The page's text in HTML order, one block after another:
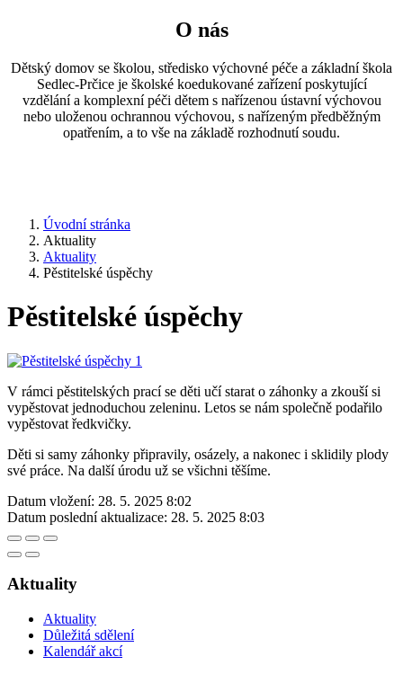
O nás
Dětský domov se školou, středisko výchovné péče a základní škola
Sedlec-Prčice je školské koedukované zařízení poskytující
vzdělání a komplexní péči dětem s nařízenou ústavní výchovou
nebo uloženou ochrannou výchovou, s nařízeným předběžným
opatřením, a to vše na základě rozhodnutí soudu.
Úvodní stránka
Aktuality
Aktuality
Pěstitelské úspěchy
Pěstitelské úspěchy
V rámci pěstitelských prací se děti učí starat o záhonky a zkouší si
vypěstovat jednoduchou zeleninu. Letos se nám společně podařilo
vypěstovat ředkvičky.
Děti si samy záhonky připravily, osázely, a nakonec i sklidily plody
své práce. Na další úrodu už se všichni těšíme.
Datum vložení: 28. 5. 2025 8:02
Datum poslední aktualizace: 28. 5. 2025 8:03
Aktuality
Aktuality
Důležitá sdělení
Kalendář akcí